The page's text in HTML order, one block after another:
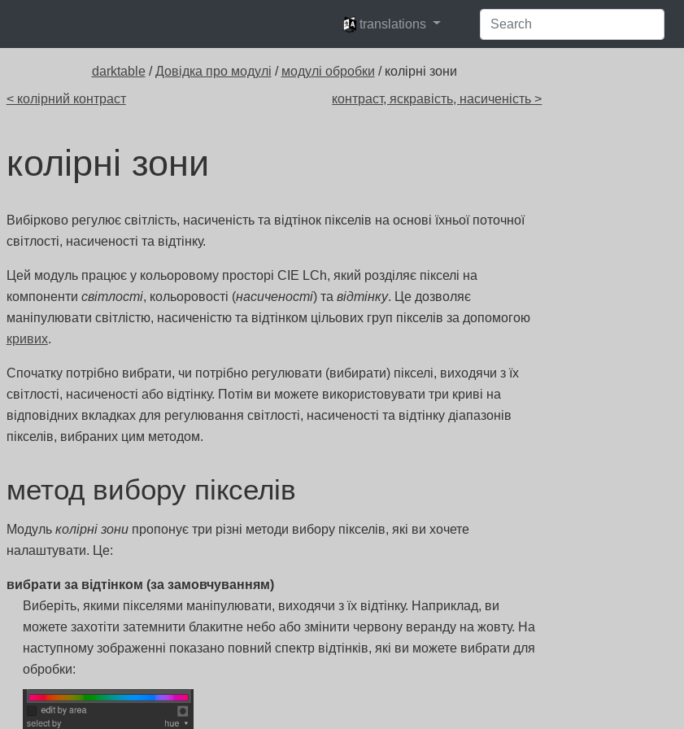
languages
translations
darktable /Довідка про модулі / модулі обробки / колірні зони
< колірний контраст
контраст, яскравість, насиченість >
колірні зони
Вибірково регулює світлість, насиченість та відтінок пікселів на основі їхньої поточної
світлості, насиченості та відтінку.
Цей модуль працює у кольоровому просторі CIE LCh, який розділяє пікселі на
компоненти світлості, кольоровості (насиченості) та відтінку. Це дозволяє
маніпулювати світлістю, насиченістю та відтінком цільових груп пікселів за допомогою
кривих.
Спочатку потрібно вибрати, чи потрібно регулювати (вибирати) пікселі, виходячи з їх
світлості, насиченості або відтінку. Потім ви можете використовувати три криві на
відповідних вкладках для регулювання світлості, насиченості та відтінку діапазонів
пікселів, вибраних цим методом.
метод вибору пікселів
Модуль колірні зонипропонує три різні методи вибору пікселів, які ви хочете
налаштувати. Це:
вибрати за відтінком (за замовчуванням)
Виберіть, якими пікселями маніпулювати, виходячи з їх відтінку. Наприклад, ви
можете захотіти затемнити блакитне небо або змінити червону веранду на жовту. На
наступному зображенні показано повний спектр відтінків, які ви можете вибрати для
обробки: